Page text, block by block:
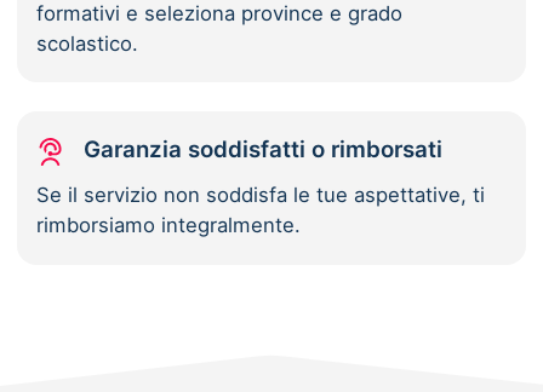
formativi e seleziona province e grado
scolastico.
Garanzia soddisfatti o rimborsati
Se il servizio non soddisfa le tue aspettative, ti
rimborsiamo integralmente.